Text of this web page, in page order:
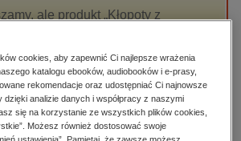
rozrywka
technologie, informatyka
ale produkt „Kłopoty z
cookies, aby zapewnić Ci najlepsze wrażenia
katalogu ebooków, audiobooków i e-prasy,
rekomendacje oraz udostępniać Ci najnowsze
dzięki analizie danych i współpracy z naszymi
się na korzystanie ze wszystkich plików cookies,
Możesz również dostosować swoje